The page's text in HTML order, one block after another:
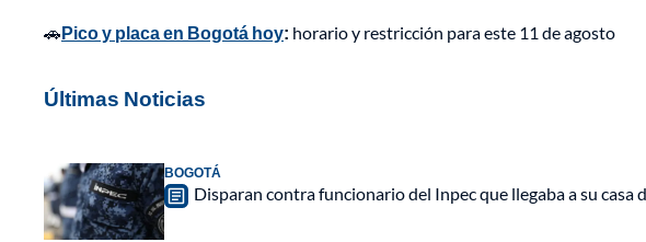
🚗Pico y placa en Bogotá hoy: horario y restricción para este 11 de agosto
Últimas Noticias
BOGOTÁ
Disparan contra funcionario del Inpec que llegaba a su casa